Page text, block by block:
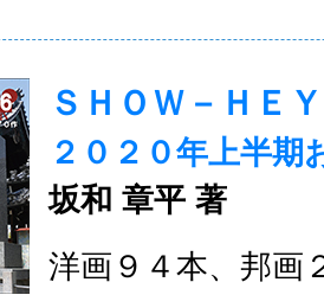
ＳＨＯＷ－ＨＥ
２０２０年上半期
坂和 章平 著
洋画９４本、邦画